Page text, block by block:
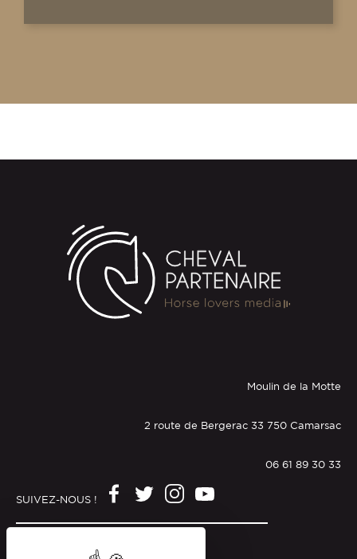
Moulin de la Motte
2 route de Bergerac 33 750 Camarsac
06 61 89 30 33
SUIVEZ-NOUS !